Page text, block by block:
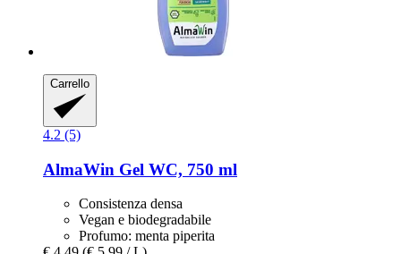
Carrello
4.2 (5)
AlmaWin Gel WC, 750 ml
Consistenza densa
Vegan e biodegradabile
Profumo: menta piperita